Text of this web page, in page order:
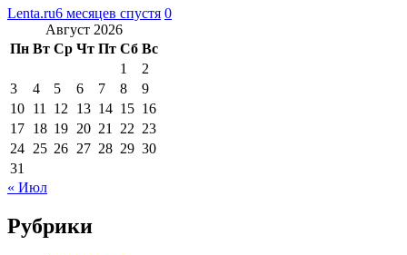
Lenta.ru6 месяцев спустя 0
Август 2026
Пн Вт Ср Чт Пт Сб Вс
1
2
3
4 5 6 7 8
9
10 11 12 13 14 15 16
17 18 19 20 21 22 23
24 25 26 27 28 29 30
31
« Июл
Рубрики